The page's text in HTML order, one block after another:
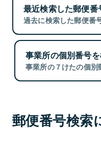
最近検索した郵便番
過去に検索した郵便番
事業所の個別番号
事業所の７けたの個別
郵便番号検索